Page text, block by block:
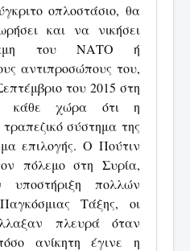
οπλοστάσιο, θα
και να νικήσει
του ΝΑΤΟ ή
αντιπροσώπους του,
του 2015 στη
κάθε χώρα ότι η
σύστημα της
επιλογής. Ο Πούτιν
πόλεμο στη Συρία,
πολλών
Τάξης, οι
πλευρά όταν
ανίκητη έγινε η